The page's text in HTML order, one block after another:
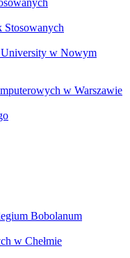
Stosowanych
University w Nowym
w Warszawie
Bobolanum
w Chełmie